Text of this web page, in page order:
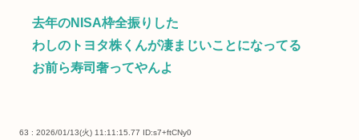
去年のNISA枠全振りした
わしのトヨタ株くんが凄まじいことになってる
お前ら寿司奢ってやんよ
63 : 2026/01/13(火) 11:11:15.77 ID:s7+ftCNy0